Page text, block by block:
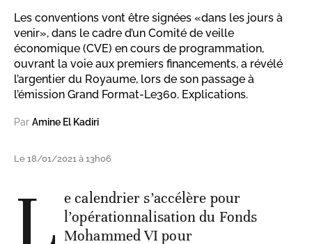
Les conventions vont être signées «dans les jours à
venir», dans le cadre d’un Comité de veille
économique (CVE) en cours de programmation,
ouvrant la voie aux premiers financements, a révélé
l’argentier du Royaume, lors de son passage à
l’émission Grand Format-Le360. Explications.
Par Amine El Kadiri
Le 18/01/2021 à 13h06
L e calendrier s’accélère pour
l’opérationnalisation du Fonds
Mohammed VI pour